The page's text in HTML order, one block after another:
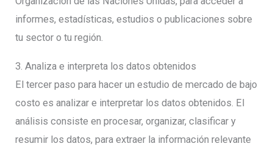
informes, estadísticas, estudios o publicaciones sobre
tu sector o tu región.
3. Analiza e interpreta los datos obtenidos
El tercer paso para hacer un estudio de mercado de bajo
costo es analizar e interpretar los datos obtenidos. El
análisis consiste en procesar, organizar, clasificar y
resumir los datos, para extraer la información relevante